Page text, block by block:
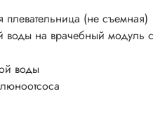
плевательница (не съемная)
воды на врачебный модуль с
воды